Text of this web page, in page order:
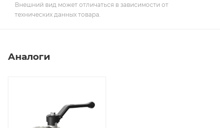
Внешний вид может отличаться в зависимости от
технических данных товара.
Аналоги